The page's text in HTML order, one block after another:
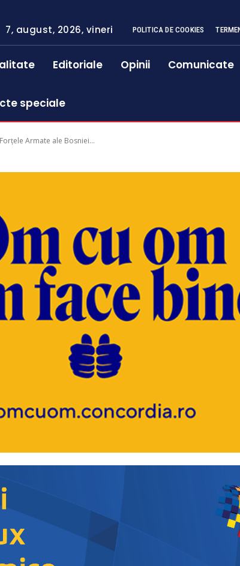
7, august, 2026, vineri POLITICA DE COOKIES
Editoriale Opinii Comunicate
speciale
Armate ale Bosniei...